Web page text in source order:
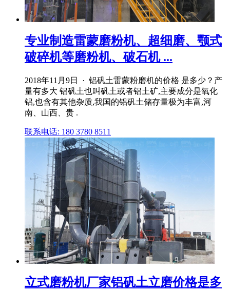
专业制造雷蒙磨粉机、超细磨、颚式
破碎机等磨粉机、破石机 ...
2018年11月9日 · 铝矾土雷蒙粉磨机的价格 是多少？产
量有多大 铝矾土也叫矾土或者铝土矿,主要成分是氧化
铝,也含有其他杂质,我国的铝矾土储存量极为丰富,河
南、山西、贵 .
联系电话: 180 3780 8511
立式磨粉机厂家铝矾土立磨价格是多